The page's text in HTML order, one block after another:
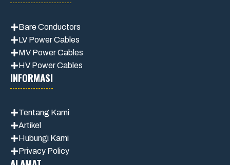
Bare Conductors
LV Power Cables
MV Power Cables
HV Power Cables
INFORMASI
Tentang Kami
Artikel
Hubungi Kami
Privacy Policy